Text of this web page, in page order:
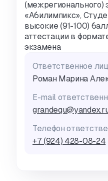
(межрегионального)
«Абилимпикс»,
высокие (91-100)
аттестации в
экзамена
Ответственное
Роман Марина
E-mail
Телефон
+7 (924) 428-08-24